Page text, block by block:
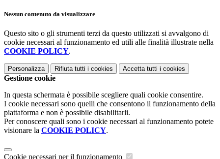
Nessun contenuto da visualizzare
Questo sito o gli strumenti terzi da questo utilizzati si avvalgono di
cookie necessari al funzionamento ed utili alle finalità illustrate nella
COOKIE POLICY.
Personalizza Rifiuta tutti i cookies Accetta tutti i cookies
Gestione cookie
In questa schermata è possibile scegliere quali cookie consentire.
I cookie necessari sono quelli che consentono il funzionamento della
piattaforma e non è possibile disabilitarli.
Per conoscere quali sono i cookie necessari al funzionamento potete
visionare la COOKIE POLICY.
Cookie necessari per il funzionamento